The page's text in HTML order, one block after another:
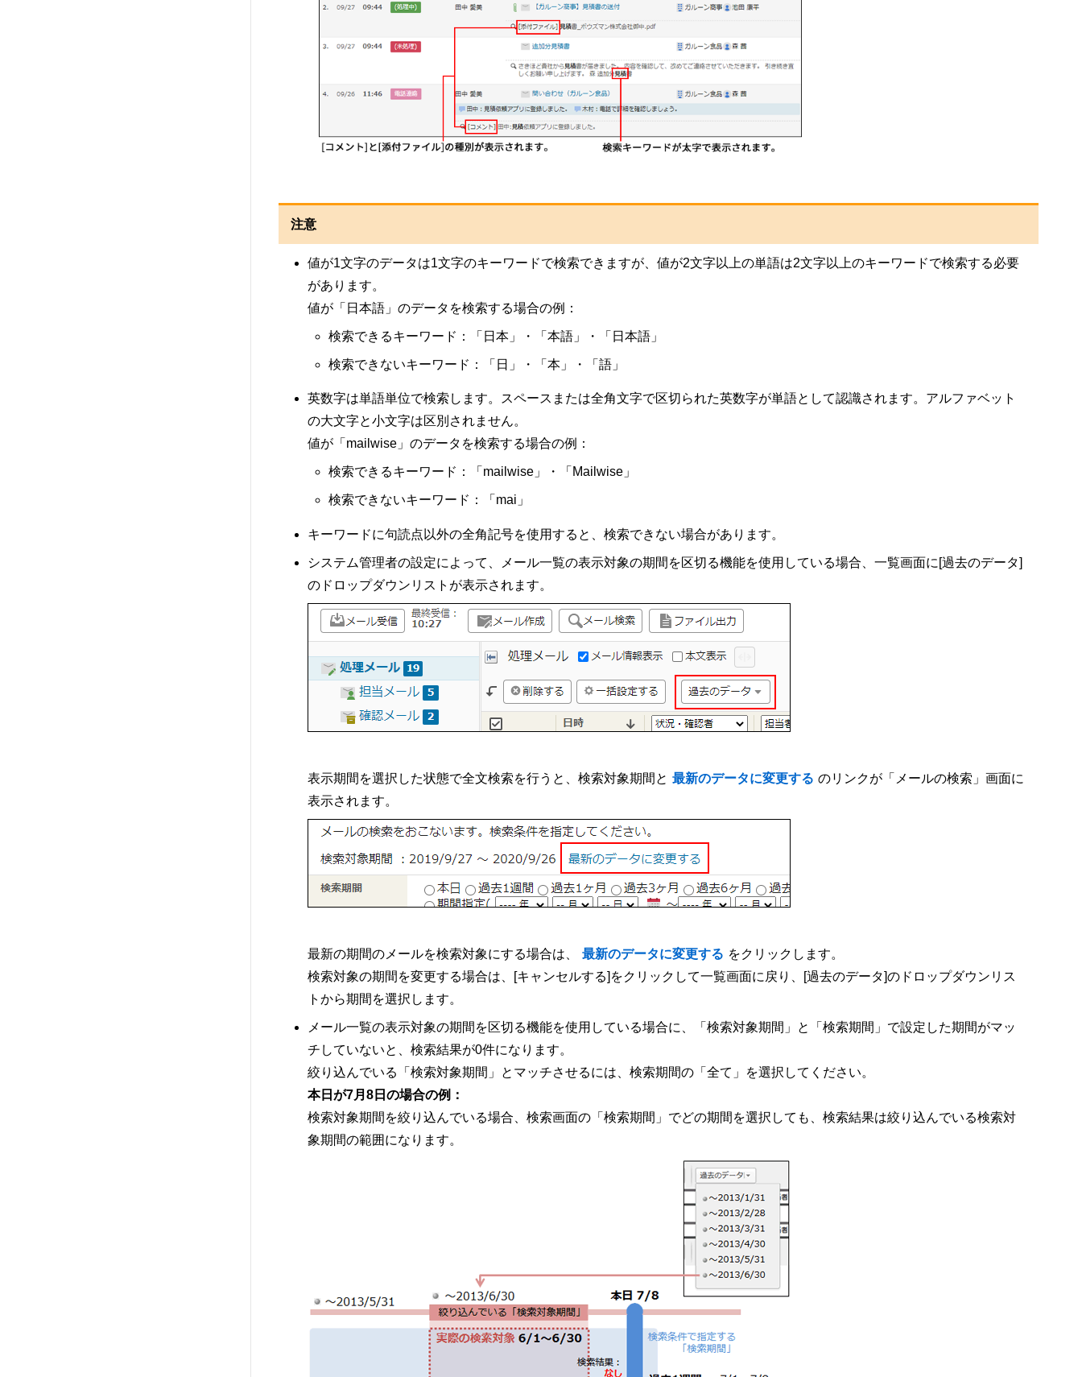
注意
値が1文字のデータは1文字のキーワードで検索できますが、値が2文字以上の単語は2文字以上のキーワードで検索する必要
があります。
値が「日本語」のデータを検索する場合の例：
検索できるキーワード：「日本」・「本語」・「日本語」
検索できないキーワード：「日」・「本」・「語」
英数字は単語単位で検索します。スペースまたは全角文字で区切られた英数字が単語として認識されます。アルファベット
の大文字と小文字は区別されません。
値が「mailwise」のデータを検索する場合の例：
検索できるキーワード：「mailwise」・「Mailwise」
検索できないキーワード：「mai」
キーワードに句読点以外の全角記号を使用すると、検索できない場合があります。
システム管理者の設定によって、メール一覧の表示対象の期間を区切る機能を使用している場合、一覧画面に[過去のデータ]
のドロップダウンリストが表示されます。
表示期間を選択した状態で全文検索を行うと、検索対象期間と 最新のデータに変更する のリンクが「メールの検索」画面に
表示されます。
最新の期間のメールを検索対象にする場合は、 最新のデータに変更する をクリックします。
検索対象の期間を変更する場合は、[キャンセルする]をクリックして一覧画面に戻り、[過去のデータ]のドロップダウンリス
トから期間を選択します。
メール一覧の表示対象の期間を区切る機能を使用している場合に、「検索対象期間」と「検索期間」で設定した期間がマッ
チしていないと、検索結果が0件になります。
絞り込んでいる「検索対象期間」とマッチさせるには、検索期間の「全て」を選択してください。
本日が7月8日の場合の例：
検索対象期間を絞り込んでいる場合、検索画面の「検索期間」でどの期間を選択しても、検索結果は絞り込んでいる検索対
象期間の範囲になります。